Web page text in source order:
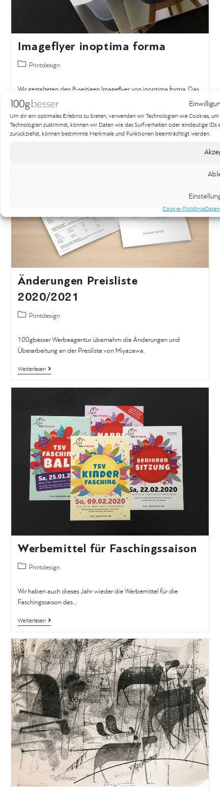
Um dir ein optimales Erlebnis zu bieten, verwenden wir Technologien wie Cookies,
Technologien zustimmst, können wir Daten wie das Surfverhalten oder eindeutige
zurückziehst, können bestimmte Merkmale und Funktionen beeinträchtigt werden.
Cookie-Richtlinie
Imageflyer inoptima forma
Printdesign
Wir gestalteten den 8-seitigen Imageflyer von inoptima forma. Das
moderne Design erreichten…
Weiterlesen
Änderungen Preisliste
2020/2021
Printdesign
100gbesser Werbeagentur übernahm die Änderungen und
Überarbeitung an der Preisliste von Miyazawa.
Weiterlesen
Werbemittel für Faschingssaison
Printdesign
Wir haben auch dieses Jahr wieder die Werbemittel für die
Faschingssaison des…
Weiterlesen